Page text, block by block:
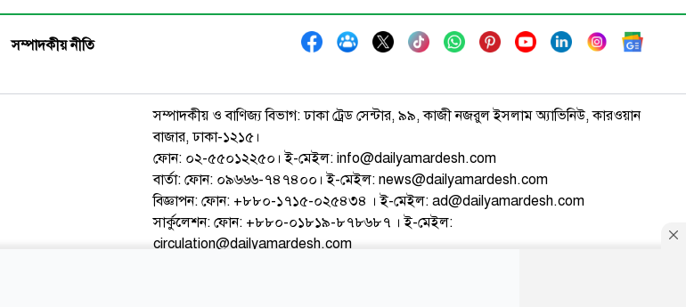
জুলাই সনদের কথা বলে নন-ইস্যুকে ইস্যু করে
কাজ করে চলেছেন আবদুল্লাহ আল নোম
সম্পাদকীয় নীতি
সম্পাদকীয় ও বাণিজ্য বিভাগ: ঢাকা ট্রেড সেন্টার, ৯৯, কাজী নজরুল ইসলাম অ্যাভিনিউ, কারওয়ান
বাজার, ঢাকা-১২১৫।
ফোন: ০২-৫৫০১২২৫০। ই-মেইল: info@dailyamardesh.com
বার্তা: ফোন: ০৯৬৬৬-৭৪৭৪০০। ই-মেইল: news@dailyamardesh.com
বিজ্ঞাপন: ফোন: +৮৮০-১৭১৫-০২৫৪৩৪ । ই-মেইল: ad@dailyamardesh.com
সার্কুলেশন: ফোন: +৮৮০-০১৮১৯-৮৭৮৬৮৭ । ই-মেইল:
circulation@dailyamardesh.com